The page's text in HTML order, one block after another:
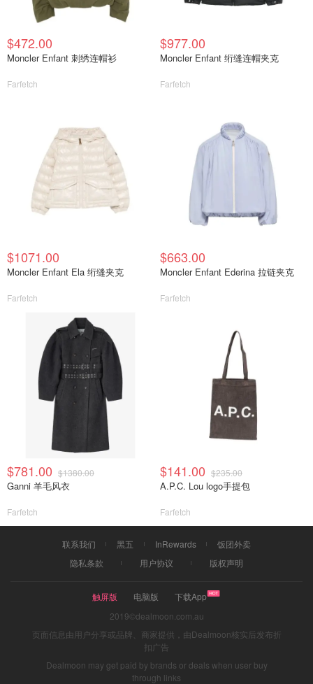
$472.00
Moncler Enfant 刺绣连帽衫
Farfetch
$977.00
Moncler Enfant 绗缝连帽夹克
Farfetch
$1071.00
Moncler Enfant Ela 绗缝夹克
Farfetch
$663.00
Moncler Enfant Ederina 拉链夹克
Farfetch
$781.00 $1380.00
Ganni 羊毛风衣
Farfetch
$141.00 $235.00
A.P.C. Lou logo手提包
Farfetch
联系我们 黑五 InRewards
饭团外卖
隐私条款
用户协议 版权声明
触屏版 电脑版
下载App
2019©dealmoon.com.au
页面信息由用户分享或品牌、商家提供，由Dealmoon核实后发布折
扣广告
Dealmoon may get paid by brands or deals when user buy
through links